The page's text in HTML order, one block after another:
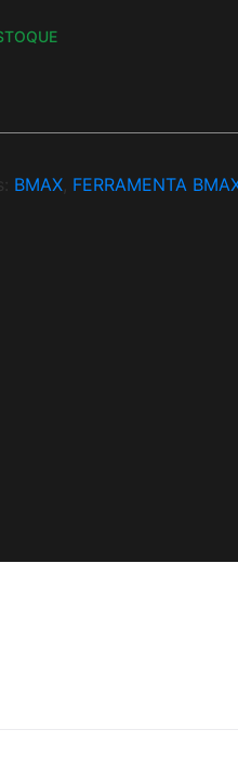
BMAX, FERRAMENTA